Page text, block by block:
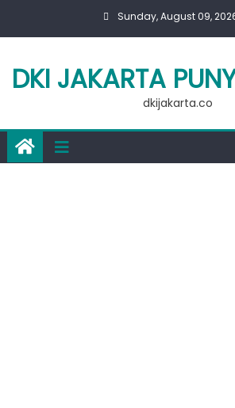
Sunday, August 09,
DKI JAKARTA
dkijakarta.co